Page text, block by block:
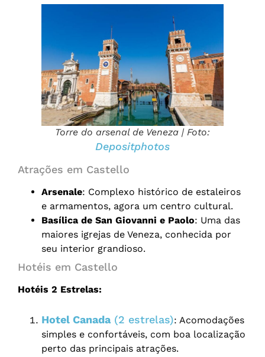
Torre do arsenal de Veneza | Foto:
Depositphotos
Atrações em Castello
Arsenale: Complexo histórico de estaleiros
e armamentos, agora um centro cultural.
Basílica de San Giovanni e Paolo: Uma das
maiores igrejas de Veneza, conhecida por
seu interior grandioso.
Hotéis em Castello
Hotéis 2 Estrelas:
Hotel Canada(2 estrelas): Acomodações
simples e confortáveis, com boa localização
perto das principais atrações.